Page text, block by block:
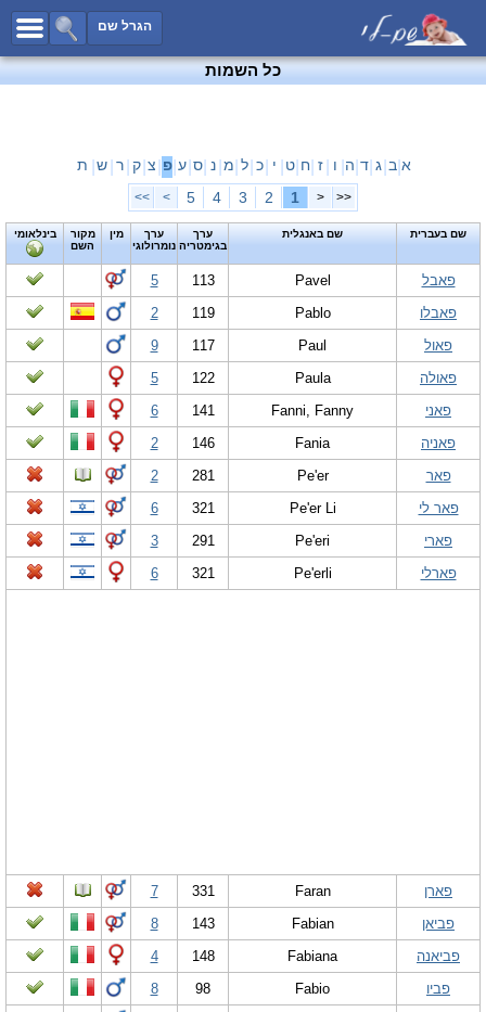
הגרל שם
כל השמות
שמות לבנים
שמות משותפים
שמות נדירים
קטגוריות
מפורסמיםחדש!
נומרולוגיה
הוסף שם
צור קשר
פייסבוק
כל השמות
א ב ג ד ה ו ז ח ט י כ ל מ נ ס ע פ צ ק ר ש ת
<<
<
1
2
3
4
5
>
>>
שם בעברית שם באנגלית
ערך
בגימטריה
ערך
נומרולוגי
מין
מקור
השם
בינלאומי
פאבל Pavel
113
5
פאבלו
Pablo
119
2
פאול
Paul
117
9
פאולה
Paula
122
5
פאני
Fanni, Fanny
141
6
פאניה
Fania
146
2
פאר
Pe'er
281
2
פאר לי
Pe'er Li
321
6
פארי
Pe'eri
291
3
פארלי
Pe'erli
321
6
פארן Faran
331
7
פביאן
Fabian
143
8
פביאנה
Fabiana
148
4
פביו
Fabio
98
8